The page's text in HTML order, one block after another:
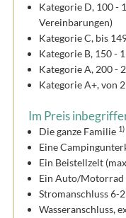
Kategorie D, 100 -
Vereinbarungen)
Kategorie C, bis
Kategorie B, 150 -
Kategorie A, 200 -
Kategorie A+, von
Im Preis
Die ganze Familie 1)
Eine
Ein Beistellzelt
Ein Auto/Motorrad
Stromanschluss 6-
Wasseranschluss,